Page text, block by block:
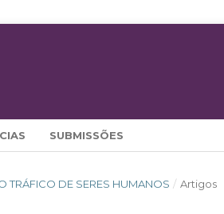
SUBMISSÕES
TRÁFICO DE SERES HUMANOS / Artigos